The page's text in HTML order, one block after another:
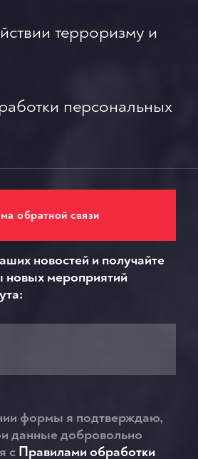
терроризму и
персональных
обратной связи
новостей и получайте
мероприятий
формы я подтверждаю,
данные добровольно
c Правилами обработки